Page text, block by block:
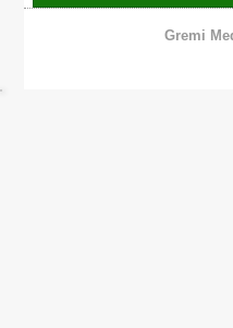
Gremi